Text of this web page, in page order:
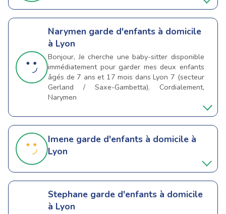
Narymen garde d'enfants à domicile
à Lyon
Bonjour, Je cherche une baby-sitter disponible
immédiatement pour garder mes deux enfants
âgés de 7 ans et 17 mois dans Lyon 7 (secteur
Gerland / Saxe-Gambetta). Cordialement,
Narymen
Imene garde d'enfants à domicile à
Lyon
Stephane garde d'enfants à domicile
à Lyon